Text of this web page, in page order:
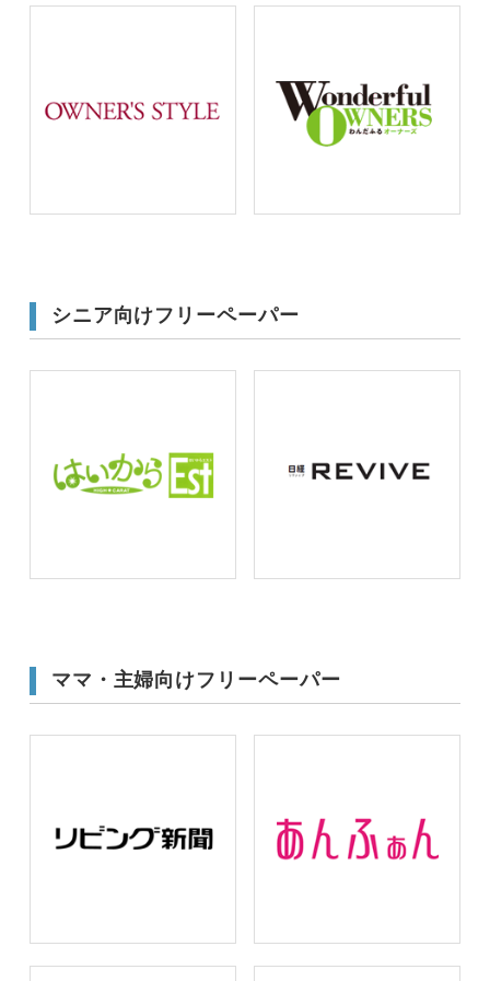
シニア向けフリーペーパー
ママ・主婦向けフリーペーパー